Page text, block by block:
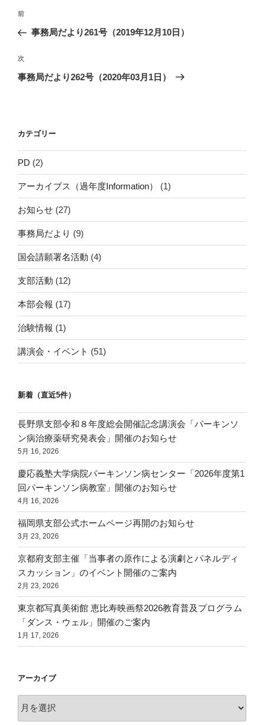
投
ナ
ビ
ゲ
ン
前
の
稿
前
事務局だより261号（2019年12月10日）
次
の
次
事務局だより262号（2020年03月1日）
カテゴリー
PD (2)
アーカイブス（過年度Information） (1)
お知らせ (27)
事務局だより (9)
国会請願署名活動 (4)
支部活動 (12)
本部会報 (17)
治験情報 (1)
講演会・イベント (51)
新着（直近5件）
長野県支部令和８年度総会開催記念講演会「パーキンソ
ン病治療薬研究発表会」開催のお知らせ
5月 16, 2026
慶応義塾大学病院パーキンソン病センター「2026年度第1
回パーキンソン病教室」開催のお知らせ
4月 16, 2026
福岡県支部公式ホームページ再開のお知らせ
3月 23, 2026
京都府支部主催「当事者の原作による演劇とパネルディ
スカッション」のイベント開催のご案内
2月 23, 2026
東京都写真美術館 恵比寿映画祭2026教育普及プログラム
「ダンス・ウェル」開催のご案内
1月 17, 2026
アーカイブ
ー